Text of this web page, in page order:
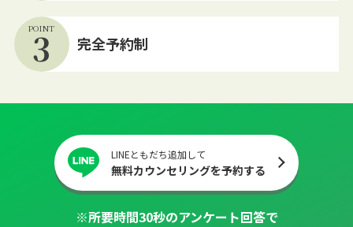
POINT
3 完全予約制
LINEともだち追加して
無料カウンセリングを予約する
※所要時間30秒のアンケート回答で